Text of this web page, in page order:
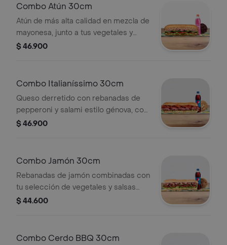
Combo Atún 30cm
Atún de más alta calidad en mezcla de
mayonesa, junto a tus vegetales y
salsas de preferencia. Llévalo combo
$ 46.900
Combo Italianíssimo 30cm
Queso derretido con rebanadas de
pepperoni y salami estilo génova, con
tu vegetales y salsas de preferencia.
$ 46.900
Combo Jamón 30cm
Rebanadas de jamón combinadas con
tu selección de vegetales y salsas
favoritas. Llévalo combo con bebida
$ 44.600
Combo Cerdo BBQ 30cm